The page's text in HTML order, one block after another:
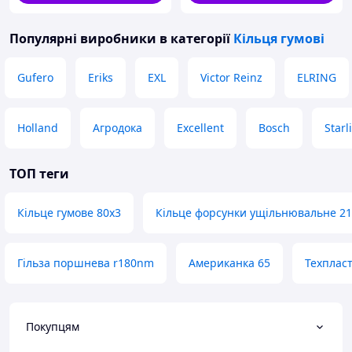
Популярні виробники в категорії Кільця гумові
Gufero Eriks EXL Victor Reinz ELRING
Holland Агродока Excellent Bosch
ТОП теги
Кільце гумове 80x3 Кільце форсунки ущільнювальне
Гільза поршнева r180nm Американка 65
Покупцям